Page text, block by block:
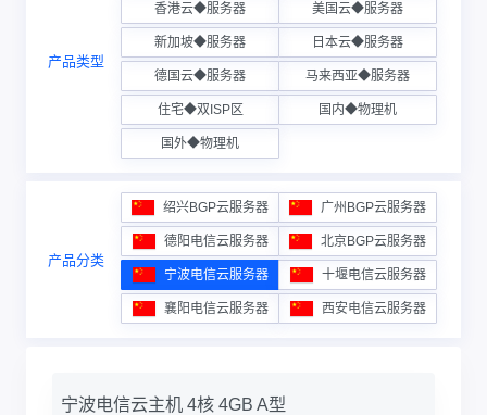
产品类型
香港云◆服务器 美国云◆服务器
新加坡◆服务器 日本云◆服务器
德国云◆服务器 马来西亚◆服务器
住宅◆双ISP区 国内◆物理机
国外◆物理机
产品分类
绍兴BGP云服务器 广州BGP云服务器
德阳电信云服务器 北京BGP云服务器
宁波电信云服务器 十堰电信云服务器
襄阳电信云服务器 西安电信云服务器
宁波电信云主机 4核 4GB A型